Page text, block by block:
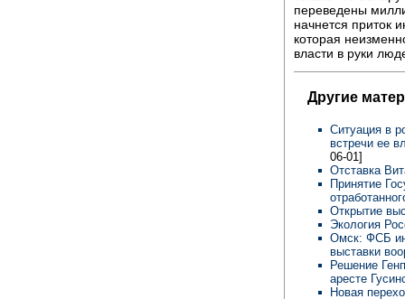
переведены
начнется приток
которая
власти в руки
Другие
Ситуация в
встречи ее
06-01]
Отставка
Принятие
Открытие
Экология
Омск: ФСБ
выставки
Решение
аресте
Новая